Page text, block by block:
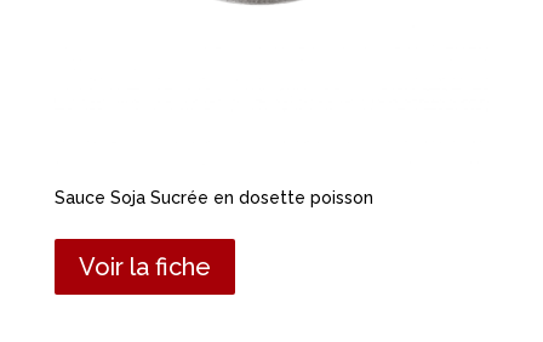
Sauce Soja Sucrée en dosette poisson
Voir la fiche